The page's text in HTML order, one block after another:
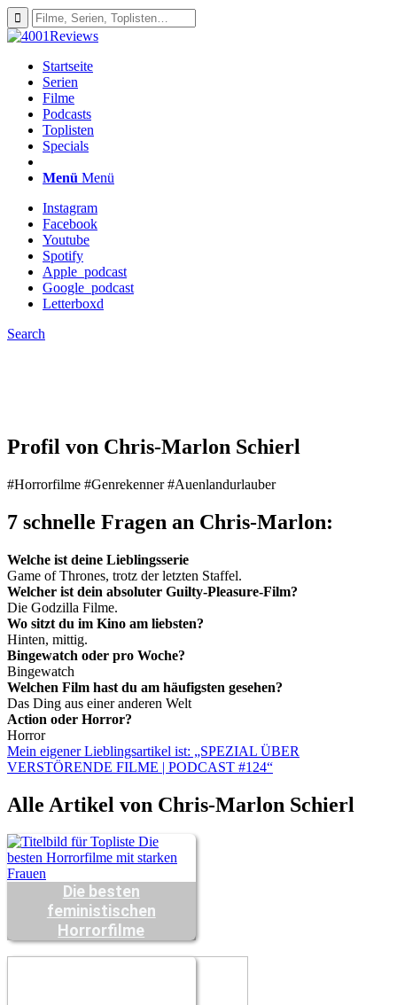
Startseite
Serien
Filme
Podcasts
Toplisten
Specials
Menü Menü
Instagram
Facebook
Youtube
Spotify
Apple_podcast
Google_podcast
Letterboxd
Search
Profil von Chris-Marlon Schierl
#Horrorfilme #Genrekenner #Auenlandurlauber
7 schnelle Fragen an Chris-Marlon:
Welche ist deine Lieblingsserie
Game of Thrones, trotz der letzten Staffel.
Welcher ist dein absoluter Guilty-Pleasure-Film?
Die Godzilla Filme.
Wo sitzt du im Kino am liebsten?
Hinten, mittig.
Bingewatch oder pro Woche?
Bingewatch
Welchen Film hast du am häufigsten gesehen?
Das Ding aus einer anderen Welt
Action oder Horror?
Horror
Mein eigener Lieblingsartikel ist: „SPEZIAL ÜBER
VERSTÖRENDE FILME | PODCAST #124“
Alle Artikel von Chris-Marlon Schierl
Die besten
feministischen
Horrorfilme